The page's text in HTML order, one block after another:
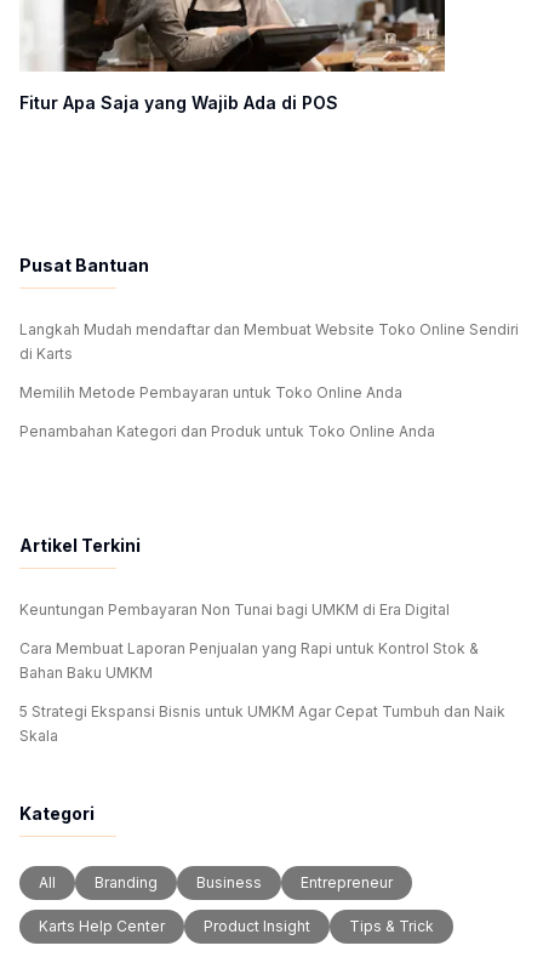
Fitur Apa Saja yang Wajib Ada di POS
Pusat Bantuan
Langkah Mudah mendaftar dan Membuat Website Toko Online Sendiri
di Karts
Memilih Metode Pembayaran untuk Toko Online Anda
Penambahan Kategori dan Produk untuk Toko Online Anda
Artikel Terkini
Keuntungan Pembayaran Non Tunai bagi UMKM di Era Digital
Cara Membuat Laporan Penjualan yang Rapi untuk Kontrol Stok &
Bahan Baku UMKM
5 Strategi Ekspansi Bisnis untuk UMKM Agar Cepat Tumbuh dan Naik
Skala
Kategori
All Branding Business Entrepreneur
Karts Help Center Product Insight Tips & Trick